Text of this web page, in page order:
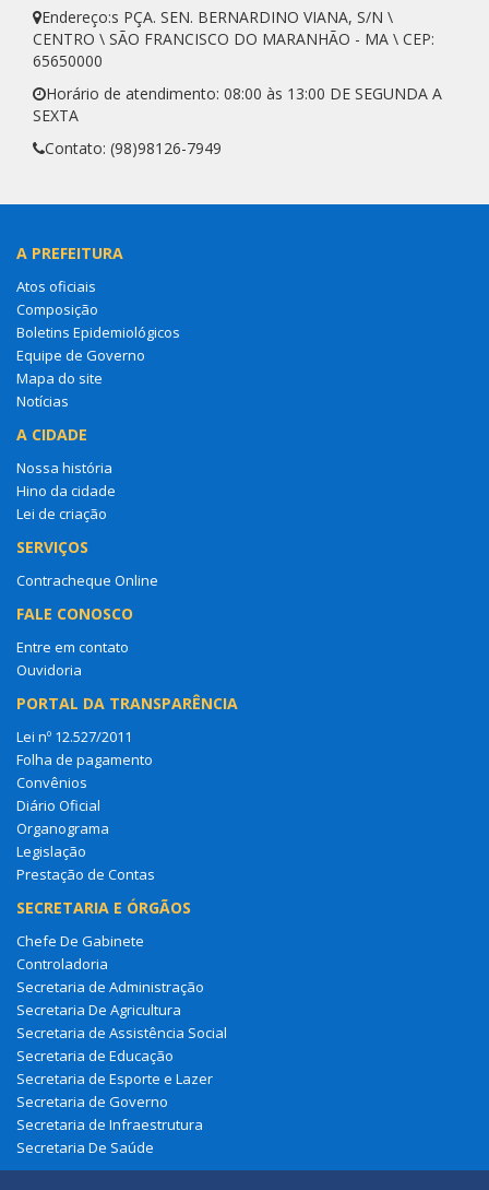
Endereço:s PÇA. SEN. BERNARDINO VIANA, S/N \
CENTRO \ SÃO FRANCISCO DO MARANHÃO - MA \ CEP:
65650000
Horário de atendimento: 08:00 às 13:00 DE SEGUNDA A
SEXTA
Contato: (98)98126-7949
A PREFEITURA
Atos oficiais
Composição
Boletins Epidemiológicos
Equipe de Governo
Mapa do site
Notícias
A CIDADE
Nossa história
Hino da cidade
Lei de criação
SERVIÇOS
Contracheque Online
FALE CONOSCO
Entre em contato
Ouvidoria
PORTAL DA TRANSPARÊNCIA
Lei nº 12.527/2011
Folha de pagamento
Convênios
Diário Oficial
Organograma
Legislação
Prestação de Contas
SECRETARIA E ÓRGÃOS
Chefe De Gabinete
Controladoria
Secretaria de Administração
Secretaria De Agricultura
Secretaria de Assistência Social
Secretaria de Educação
Secretaria de Esporte e Lazer
Secretaria de Governo
Secretaria de Infraestrutura
Secretaria De Saúde